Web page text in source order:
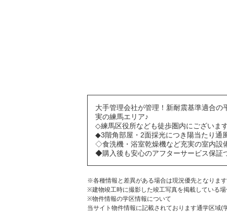
大手管理会社が管理！新耐震基準適合
実の練馬エリア♪
◇練馬区役所なども徒歩圏内にございま
◆3階角部屋・2面採光につき陽当たり通
◇食洗機・浴室乾燥機など充実の室内設
◆購入後も安心のアフターサービス保証
※各種情報と差異がある場合は現況優先となりま
※建物竣工時に撮影した竣工写真を掲載している
※物件情報の学区情報について
当サイト物件情報に記載されております通学区域